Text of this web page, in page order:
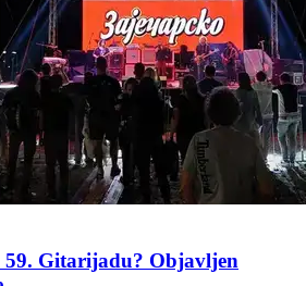
59. Gitarijadu? Objavljen